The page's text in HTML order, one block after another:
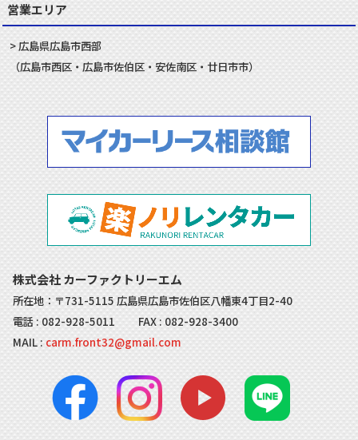
営業エリア
広島県広島市西部
（広島市西区・ 広島市佐伯区・ 安佐南区・ 廿日市市）
株式会社 カーファクトリーエム
所在地：〒731-5115 広島県広島市佐伯区八幡東4丁目2-40
電話 : 082-928-5011 FAX : 082-928-3400
MAIL : carm.front32@gmail.com